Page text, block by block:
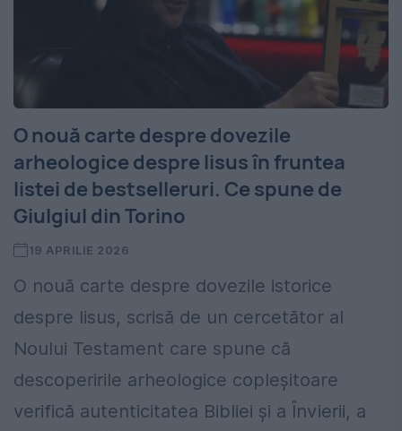
O nouă carte despre dovezile
arheologice despre Iisus în fruntea
listei de bestselleruri. Ce spune de
Giulgiul din Torino
19 APRILIE 2026
O nouă carte despre dovezile istorice
despre Iisus, scrisă de un cercetător al
Noului Testament care spune că
descoperirile arheologice copleșitoare
verifică autenticitatea Bibliei și a Învierii, a